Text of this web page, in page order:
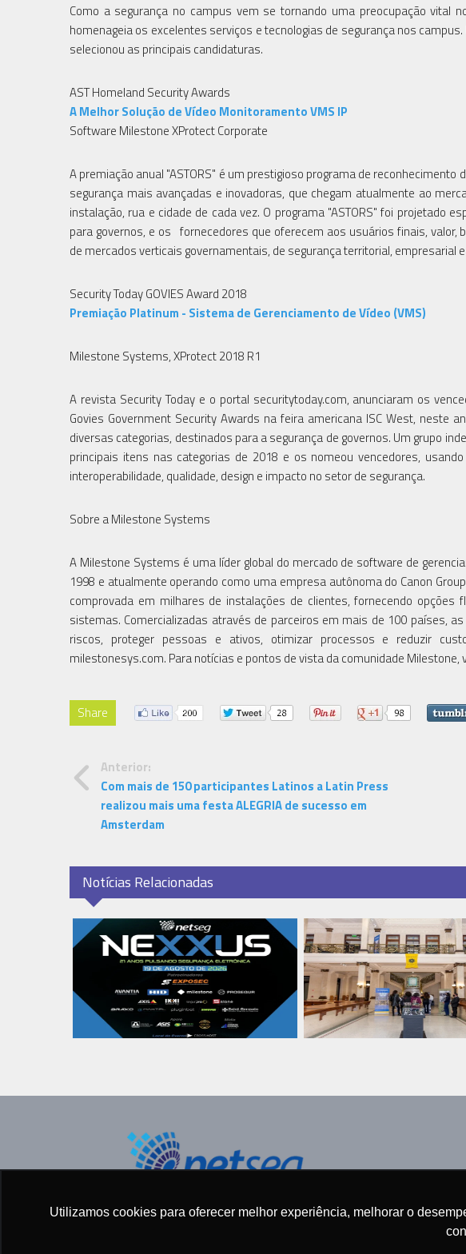
Utilizamos cookies para oferecer melhor experiência, melhorar o
Como a segurança no campus vem se tornando uma preocupação vital
homenageia os excelentes serviços e tecnologias de segurança nos
selecionou as principais candidaturas.
AST Homeland Security Awards
A Melhor Solução de Vídeo Monitoramento VMS IP
Software Milestone XProtect Corporate
A premiação anual "ASTORS" é um prestigioso programa de
segurança mais avançadas e inovadoras, que chegam atualmente ao
instalação, rua e cidade de cada vez. O programa "ASTORS" foi projetado
para governos, e os fornecedores que oferecem aos usuários finais, valor,
de mercados verticais governamentais, de segurança territorial, empresarial
Security Today GOVIES Award 2018
Premiação Platinum - Sistema de Gerenciamento de Vídeo (VMS)
Milestone Systems, XProtect 2018 R1
A revista Security Today e o portal securitytoday.com, anunciaram os
Govies Government Security Awards na feira americana ISC West, neste
diversas categorias, destinados para a segurança de governos. Um grupo
principais itens nas categorias de 2018 e os nomeou vencedores,
interoperabilidade, qualidade, design e impacto no setor de segurança.
Sobre a Milestone Systems
A Milestone Systems é uma líder global do mercado de software de
1998 e atualmente operando como uma empresa autônoma do Canon
comprovada em milhares de instalações de clientes, fornecendo
sistemas. Comercializadas através de parceiros em mais de 100 países,
riscos, proteger pessoas e ativos, otimizar processos e reduzir
milestonesys.com. Para notícias e pontos de vista da comunidade Milestone,
Share
Anterior:
Com mais de 150 participantes Latinos a Latin Press
realizou mais uma festa ALEGRIA de sucesso em
Amsterdam
Notícias Relacionadas
Todos os direitos reservados ©